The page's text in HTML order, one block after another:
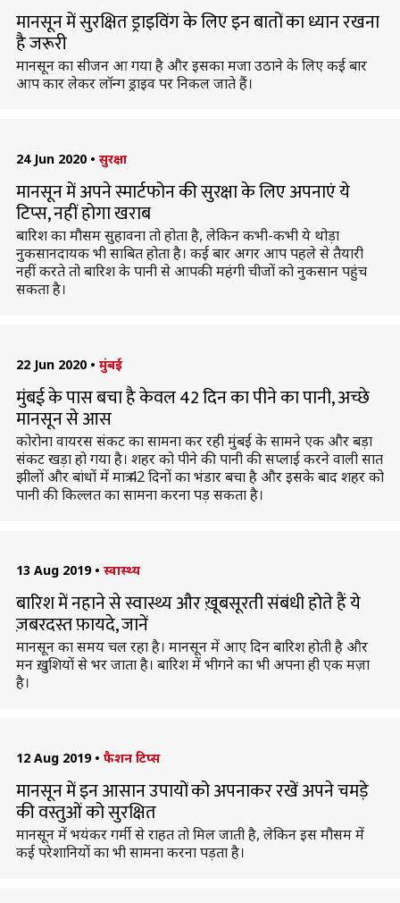
मानसून में सुरक्षित ड्राइविंग के लिए इन बातों का ध्यान रखना
है जरूरी
मानसून का सीजन आ गया है और इसका मजा उठाने के लिए कई बार
आप कार लेकर लॉन्ग ड्राइव पर निकल जाते हैं।
24 Jun 2020 • सुरक्षा
मानसून में अपने स्मार्टफोन की सुरक्षा के लिए अपनाएं ये
टिप्स, नहीं होगा खराब
बारिश का मौसम सुहावना तो होता है, लेकिन कभी-कभी ये थोड़ा
नुकसानदायक भी साबित होता है। कई बार अगर आप पहले से तैयारी
नहीं करते तो बारिश के पानी से आपकी महंगी चीजों को नुकसान पहुंच
सकता है।
22 Jun 2020 • मुंबई
मुंबई के पास बचा है केवल 42 दिन का पीने का पानी, अच्छे
मानसून से आस
कोरोना वायरस संकट का सामना कर रही मुंबई के सामने एक और बड़ा
संकट खड़ा हो गया है। शहर को पीने की पानी की सप्लाई करने वाली सात
झीलों और बांधों में मात्र 42 दिनों का भंडार बचा है और इसके बाद शहर को
पानी की किल्लत का सामना करना पड़ सकता है।
13 Aug 2019 • स्वास्थ्य
बारिश में नहाने से स्वास्थ्य और ख़ूबसूरती संबंधी होते हैं ये
ज़बरदस्त फ़ायदे, जानें
मानसून का समय चल रहा है। मानसून में आए दिन बारिश होती है और
मन ख़ुशियों से भर जाता है। बारिश में भीगने का भी अपना ही एक मज़ा
है।
12 Aug 2019 • फैशन टिप्स
मानसून में इन आसान उपायों को अपनाकर रखें अपने चमड़े
की वस्तुओं को सुरक्षित
मानसून में भयंकर गर्मी से राहत तो मिल जाती है, लेकिन इस मौसम में
कई परेशानियों का भी सामना करना पड़ता है।